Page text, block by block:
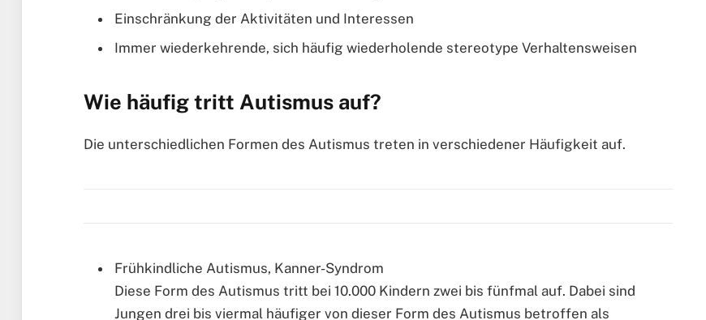
Einschränkung der Aktivitäten und Interessen
Immer wiederkehrende, sich häufig wiederholende stereotype Verhaltensweisen
Wie häufig tritt Autismus auf?
Die unterschiedlichen Formen des Autismus treten in verschiedener Häufigkeit auf.
Frühkindliche Autismus, Kanner-Syndrom
Diese Form des Autismus tritt bei 10.000 Kindern zwei bis fünfmal auf. Dabei sind
Jungen drei bis viermal häufiger von dieser Form des Autismus betroffen als